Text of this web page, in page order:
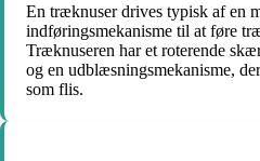
En træknuser drives typisk af en
indføringsmekanisme til at føre
Træknuseren har et roterende
og en udblæsningsmekanisme,
som flis.